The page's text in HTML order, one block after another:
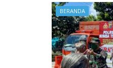
BERANDA